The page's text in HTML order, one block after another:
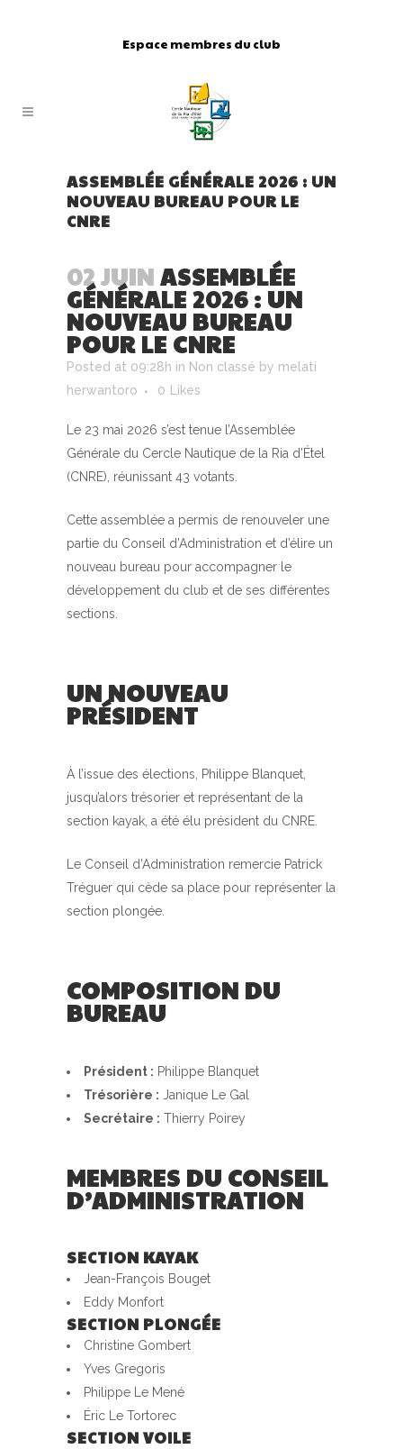
Espace membres du club
ASSEMBLÉE GÉNÉRALE 2026 : UN
NOUVEAU BUREAU POUR LE
CNRE
02 JUIN ASSEMBLÉE
GÉNÉRALE 2026 : UN
NOUVEAU BUREAU
POUR LE CNRE
Posted at 09:28h in Non classé by melati
herwantoro
0 Likes
Le 23 mai 2026 s’est tenue l’Assemblée
Générale du Cercle Nautique de la Ria d’Étel
(CNRE), réunissant 43 votants.
Cette assemblée a permis de renouveler une
partie du Conseil d’Administration et d’élire un
nouveau bureau pour accompagner le
développement du club et de ses différentes
sections.
UN NOUVEAU
PRÉSIDENT
À l’issue des élections, Philippe Blanquet,
jusqu’alors trésorier et représentant de la
section kayak, a été élu président du CNRE.
Le Conseil d’Administration remercie Patrick
Tréguer qui cède sa place pour représenter la
section plongée.
COMPOSITION DU
BUREAU
Président : Philippe Blanquet
Trésorière : Janique Le Gal
Secrétaire : Thierry Poirey
MEMBRES DU CONSEIL
D’ADMINISTRATION
SECTION KAYAK
Jean-François Bouget
Eddy Monfort
SECTION PLONGÉE
Christine Gombert
Yves Gregoris
Philippe Le Mené
Éric Le Tortorec
SECTION VOILE